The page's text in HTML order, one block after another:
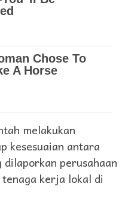
melakukan
kesesuaian antara
perusahaan
kerja lokal di